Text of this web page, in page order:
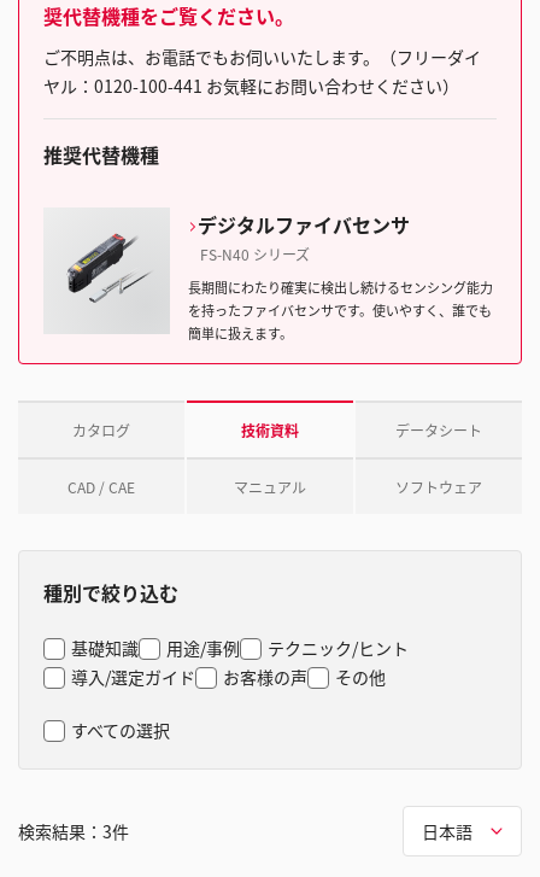
奨代替機種をご覧ください。
ご不明点は、お電話でもお伺いいたします。（フリーダイ
ヤル：0120-100-441 お気軽にお問い合わせください）
推奨代替機種
デジタルファイバセンサ
FS-N40 シリーズ
長期間にわたり確実に検出し続けるセンシング能力
を持ったファイバセンサです。使いやすく、誰でも
簡単に扱えます。
カタログ 技術資料 データシート
CAD / CAE マニュアル ソフトウェア
種別で絞り込む
基礎知識 用途/事例
テクニック/ヒント
導入/選定ガイド
お客様の声 その他
すべての選択
検索結果： 3件 日本語